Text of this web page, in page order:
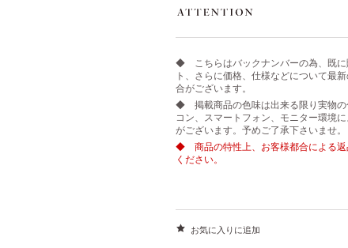
◆ こちらはバックナンバーの為、既に
ト、さらに価格、仕様などについて最
合がございます。
◆ 掲載商品の色味は出来る限り実物の
コン、スマートフォン、モニター環境
がございます。予めご了承下さいませ。
◆ 商品の特性上、お客様都合による返
ください。
お気に入りに追加